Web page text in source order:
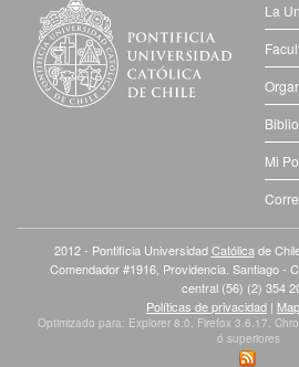
La
Mi
2012 - Pontificia UniversidadCatólicade
Comendador #1916, Providencia. Santiago -
central (56) (2) 354
Políticas de privacidad |
Optimizado para: Explorer 8.0, Firefox 3.6.17,
ó superiores